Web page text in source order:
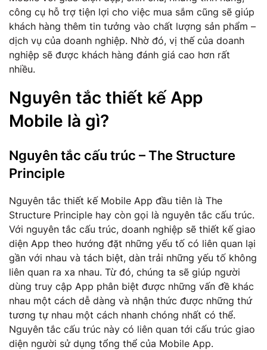
công cụ hỗ trợ tiện lợi cho việc mua sắm cũng sẽ giúp
khách hàng thêm tin tưởng vào chất lượng sản phẩm –
dịch vụ của doanh nghiệp. Nhờ đó, vị thế của doanh
nghiệp sẽ được khách hàng đánh giá cao hơn rất
nhiều.
Nguyên tắc thiết kế App
Mobile là gì?
Nguyên tắc cấu trúc – The Structure
Principle
Nguyên tắc thiết kế Mobile App đầu tiên là The
Structure Principle hay còn gọi là nguyên tắc cấu trúc.
Với nguyên tắc cấu trúc, doanh nghiệp sẽ thiết kế giao
diện App theo hướng đặt những yếu tố có liên quan lại
gần với nhau và tách biệt, dàn trải những yếu tố không
liên quan ra xa nhau. Từ đó, chúng ta sẽ giúp người
dùng truy cập App phân biệt được những vấn đề khác
nhau một cách dễ dàng và nhận thức được những thứ
tương tự nhau một cách nhanh chóng nhất có thể.
Nguyên tắc cấu trúc này có liên quan tới cấu trúc giao
diện người sử dụng tổng thể của Mobile App.